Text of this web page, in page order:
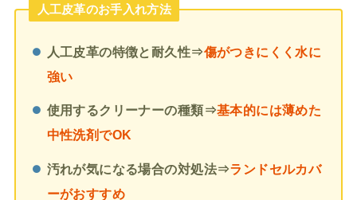
人工皮革のお手入れ方法
人工皮革の特徴と耐久性⇒傷がつきにくく水に
強い
使用するクリーナーの種類⇒基本的には薄めた
中性洗剤でOK
汚れが気になる場合の対処法⇒ランドセルカバ
ーがおすすめ